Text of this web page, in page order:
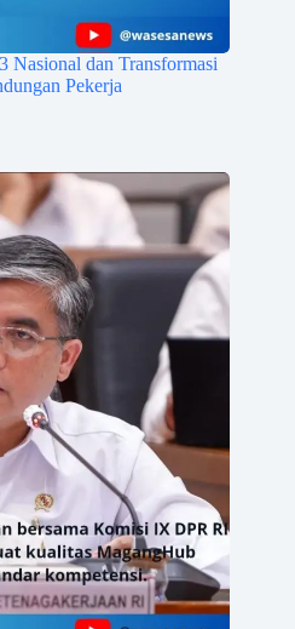
Nasional dan Transformasi
Pekerja